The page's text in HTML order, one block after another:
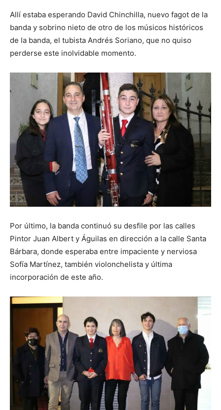
Allí estaba esperando David Chinchilla, nuevo fagot de la
banda y sobrino nieto de otro de los músicos históricos
de la banda, el tubista Andrés Soriano, que no quiso
perderse este inolvidable momento.
Por último, la banda continuó su desfile por las calles
Pintor Juan Albert y Águilas en dirección a la calle Santa
Bárbara, donde esperaba entre impaciente y nerviosa
Sofía Martínez, también violonchelista y última
incorporación de este año.